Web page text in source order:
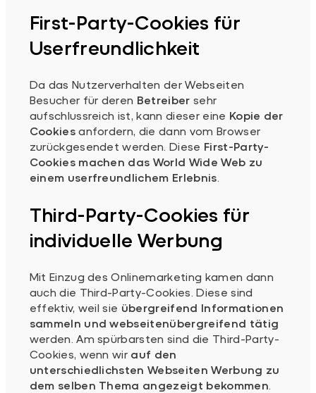
First-Party-Cookies für
Userfreundlichkeit
Da das Nutzerverhalten der Webseiten
Besucher für deren Betreiber sehr
aufschlussreich ist, kann dieser eine Kopie der
Cookiesanfordern, die dann vom Browser
zurückgesendet werden. Diese First-Party-
Cookies machen das World Wide Web zu
einem userfreundlichem Erlebnis.
Third-Party-Cookies für
individuelle Werbung
Mit Einzug des Onlinemarketing kamen dann
auch die Third-Party-Cookies. Diese sind
effektiv, weil sie übergreifend Informationen
sammeln und webseitenübergreifend tätig
werden. Am spürbarsten sind die Third-Party-
Cookies, wenn wir auf den
unterschiedlichsten Webseiten Werbung zu
dem selben Thema angezeigt bekommen.